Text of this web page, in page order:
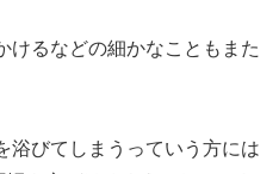
けるなどの細かなこともまた
浴びてしまうっていう方には